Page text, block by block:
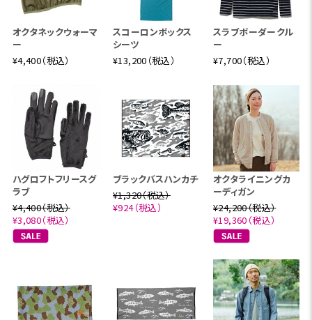
オクタネックウォーマ
ー
¥4,400（税込）
スコーロンボックス
シーツ
¥13,200（税込）
スラブボーダークル
ー
¥7,700（税込）
ハグロフトフリースグ
ラブ
¥4,400（税込）
¥3,080（税込）
ブラックバスハンカチ
¥1,320（税込）
¥924（税込）
オクタライニングカ
ーディガン
¥24,200（税込）
¥19,360（税込）